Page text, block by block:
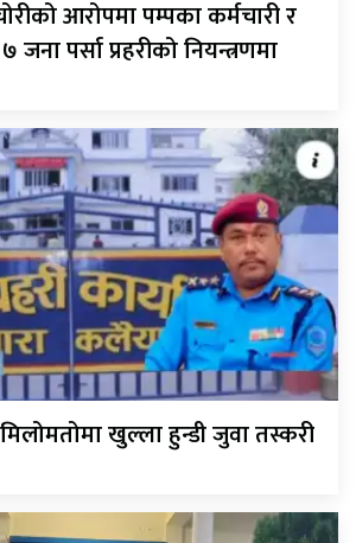
आरोपमा पम्पका कर्मचारी र
पर्सा प्रहरीको नियन्त्रणमा
मिलोमतोमा खुल्ला हुन्डी जुवा तस्करी